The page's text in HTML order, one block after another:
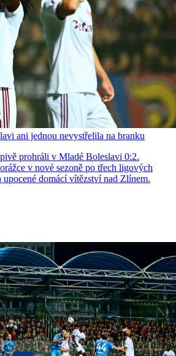
ani jednou nevystřelila na branku
prohráli v Mladé Boleslavi 0:2.
v nové sezoně po třech ligových
domácí vítězství nad Zlínem.